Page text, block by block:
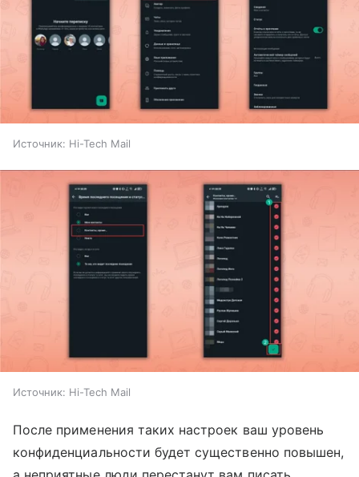
Источник: Hi-Tech Mail
Источник: Hi-Tech Mail
После применения таких настроек ваш уровень
конфиденциальности будет существенно повышен,